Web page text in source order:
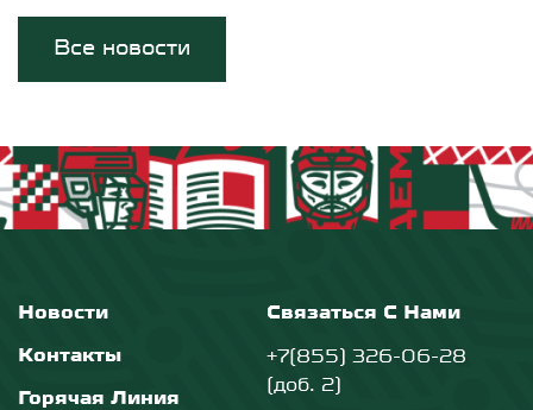
Все новости
Новости
Контакты
Горячая Линия
Связаться С Нами
+7(855) 326-06-28
(доб. 2)